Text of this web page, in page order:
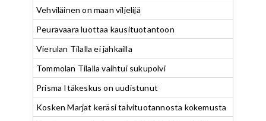
Vehviläinen on maan viljelijä
Peuravaara luottaa kausituotantoon
Vierulan Tilalla ei jahkailla
Tommolan Tilalla vaihtui sukupolvi
Prisma Itäkeskus on uudistunut
Kosken Marjat keräsi talvituotannosta kokemusta